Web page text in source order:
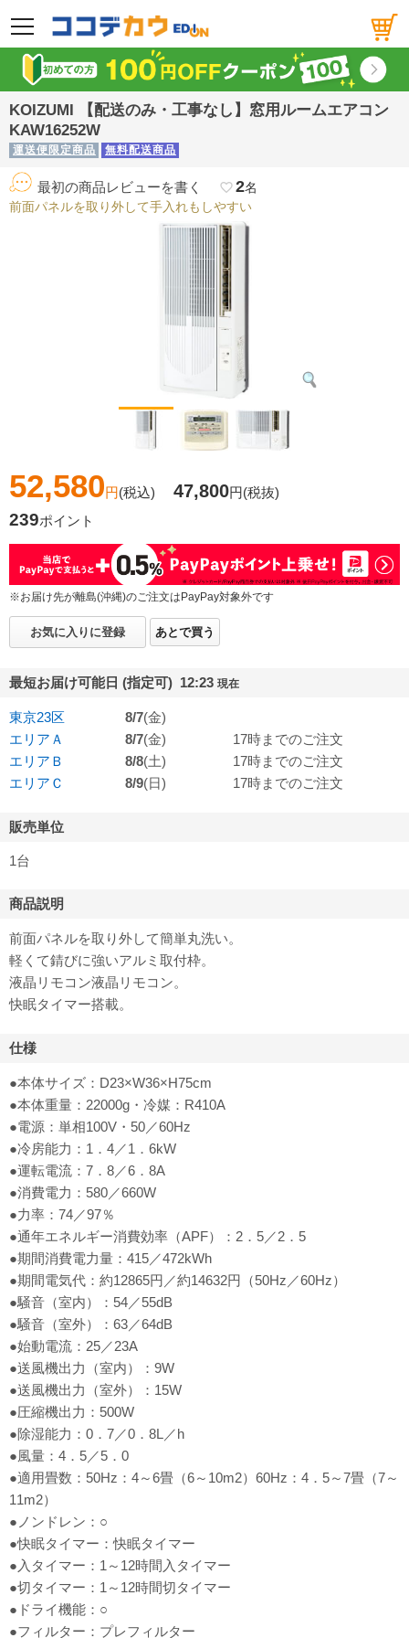
メニュー
KOIZUMI 【配送のみ・工事なし】窓用ルームエアコン
KAW16252W
運送便限定商品 無料配送商品
最初の商品レビューを書く favorite_border2名
前面パネルを取り外して手入れもしやすい
52,580円(税込) 47,800円(税抜)
239ポイント
※お届け先が離島(沖縄)のご注文はPayPay対象外です
お気に入りに登録 あとで買う
最短お届け可能日 (指定可) 12:23 現在
東京23区 8/7(金)
エリアＡ
8/7(金)
17時までのご注文
エリアＢ
8/8(土)
17時までのご注文
エリアＣ
8/9(日) 17時までのご注文
販売単位
1台
商品説明
前面パネルを取り外して簡単丸洗い。
軽くて錆びに強いアルミ取付枠。
液晶リモコン液晶リモコン。
快眠タイマー搭載。
仕様
●本体サイズ：D23×W36×H75cm
●本体重量：22000g・冷媒：R410A
●電源：単相100V・50／60Hz
●冷房能力：1．4／1．6kW
●運転電流：7．8／6．8A
●消費電力：580／660W
●力率：74／97％
●通年エネルギー消費効率（APF）：2．5／2．5
●期間消費電力量：415／472kWh
●期間電気代：約12865円／約14632円（50Hz／60Hz）
●騒音（室内）：54／55dB
●騒音（室外）：63／64dB
●始動電流：25／23A
●送風機出力（室内）：9W
●送風機出力（室外）：15W
●圧縮機出力：500W
●除湿能力：0．7／0．8L／h
●風量：4．5／5．0
●適用畳数：50Hz：4～6畳（6～10m2）60Hz：4．5～7畳（7～
11m2）
●ノンドレン：○
●快眠タイマー：快眠タイマー
●入タイマー：1～12時間入タイマー
●切タイマー：1～12時間切タイマー
●ドライ機能：○
●フィルター：プレフィルター